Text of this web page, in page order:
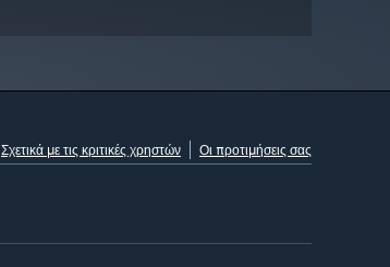
Σχετικά με τις κριτικές χρηστών Οι προτιμήσεις σας